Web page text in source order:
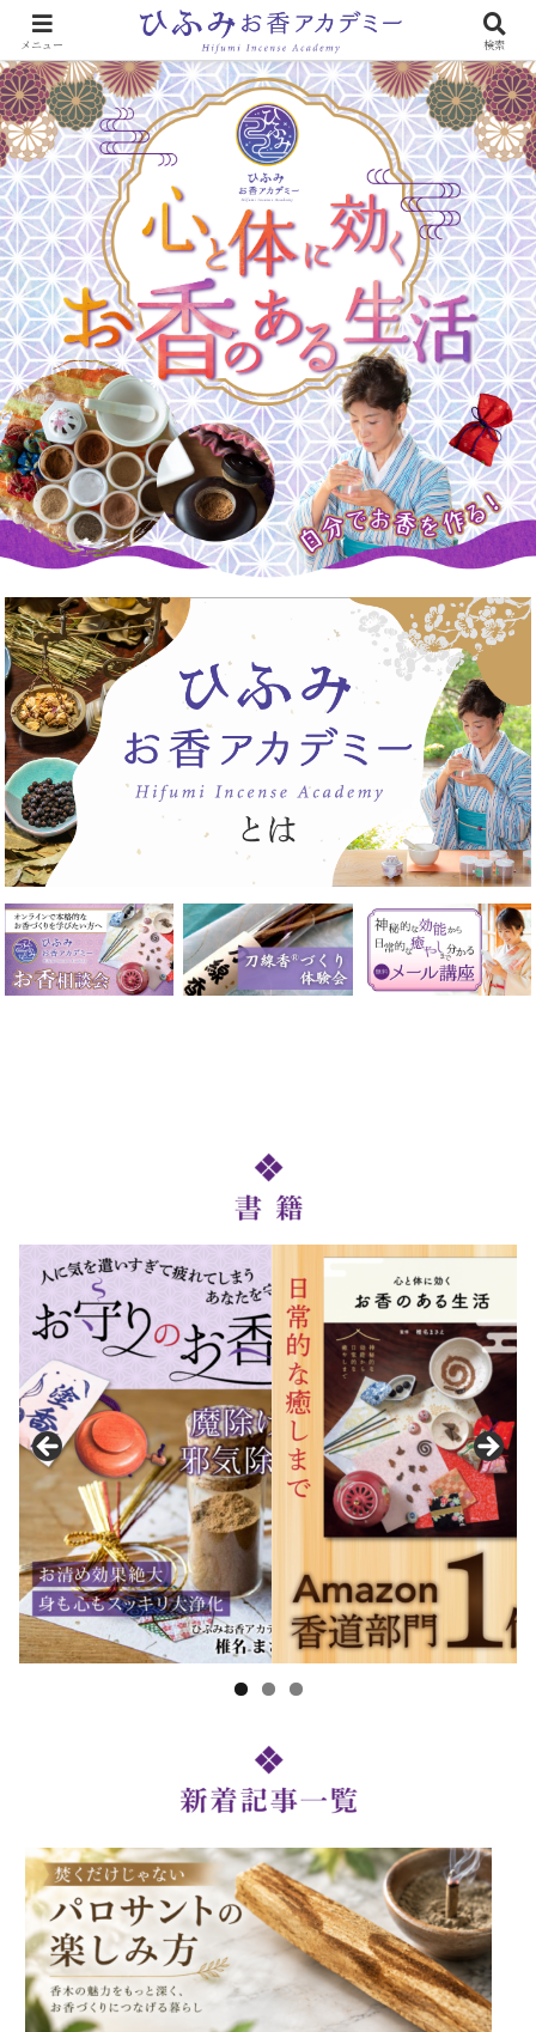
心と体に効く「お香のある生活」
メニュー 検索